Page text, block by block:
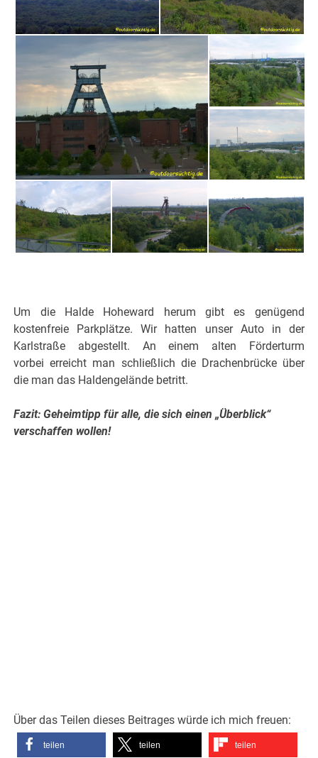
Um die Halde Hoheward herum gibt es genügend
kostenfreie Parkplätze. Wir hatten unser Auto in der
Karlstraße abgestellt. An einem alten Förderturm
vorbei erreicht man schließlich die Drachenbrücke über
die man das Haldengelände betritt.
Fazit: Geheimtipp für alle, die sich einen „Überblick“
verschaffen wollen!
Über das Teilen dieses Beitrages würde ich mich freuen:
teilen teilen teilen